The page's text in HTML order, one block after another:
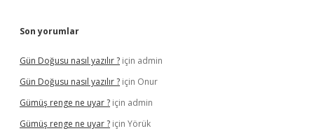
Son yorumlar
Gün Doğusu nasıl yazılır ? için admin
Gün Doğusu nasıl yazılır ? için Onur
Gümüş renge ne uyar ? için admin
Gümüş renge ne uyar ? için Yörük